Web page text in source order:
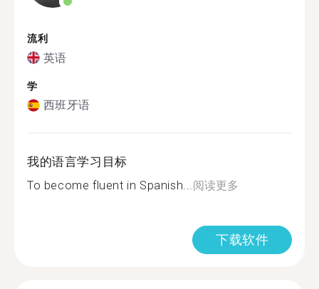
流利
英语
学
西班牙语
我的语言学习目标
To become fluent in Spanish...阅读更多
下载软件